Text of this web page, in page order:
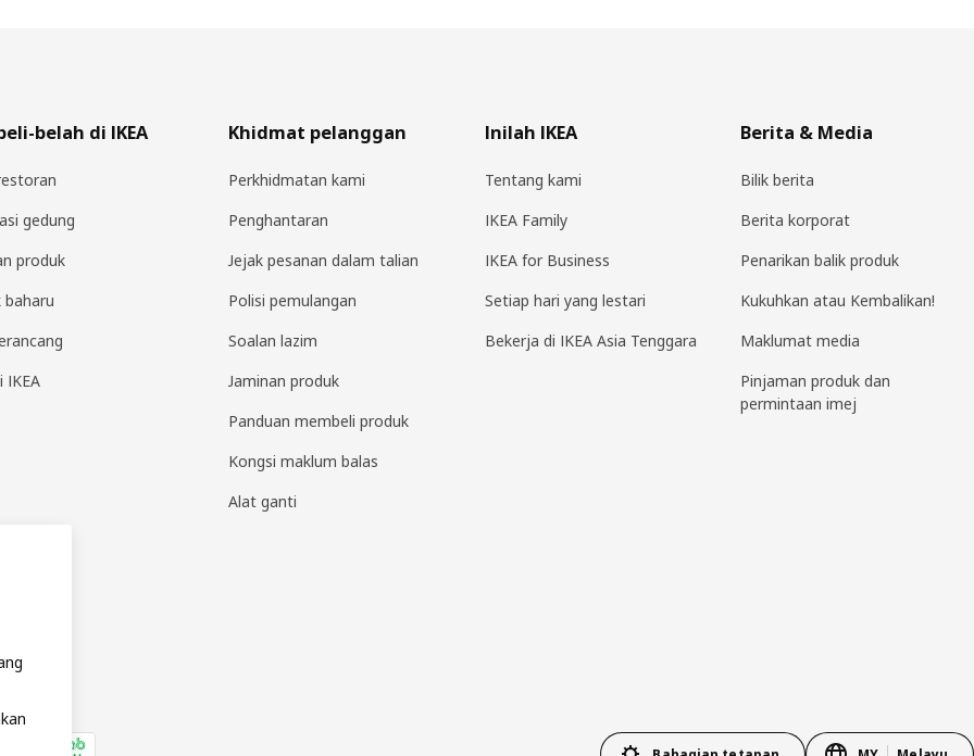
belah di IKEA
gedung
produk
baharu
IKEA
Khidmat pelanggan
Perkhidmatan kami
Penghantaran
Jejak pesanan dalam talian
Polisi pemulangan
Soalan lazim
Jaminan produk
Panduan membeli produk
Kongsi maklum balas
Alat ganti
Inilah IKEA
Tentang kami
IKEA Family
IKEA for Business
Setiap hari yang lestari
Bekerja di IKEA Asia Tenggara
Berita & Media
Bilik berita
Berita korporat
Penarikan balik produk
Kukuhkan atau Kembalikan!
Maklumat media
Pinjaman produk dan
permintaan imej